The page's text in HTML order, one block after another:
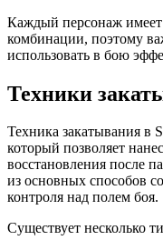
Каждый персонаж
комбинации, поэтому
использовать в бою
Техники
Техника закатывания в
который позволяет
восстановления после
из основных способов
контроля над полем боя.
Существует несколько